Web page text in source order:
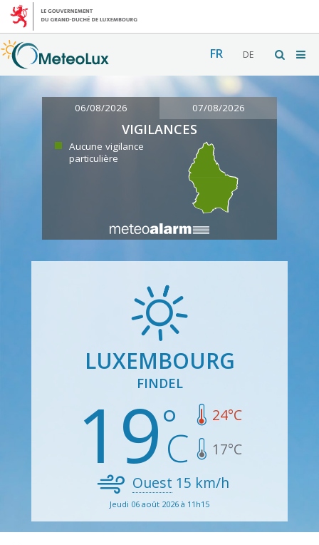
FR DE
06/08/2026 07/08/2026
VIGILANCES
Aucune vigilance
particulière
LUXEMBOURG
FINDEL
19 24°C
17°C
Ouest 15 km/h
Jeudi 06 août 2026 à 11h15